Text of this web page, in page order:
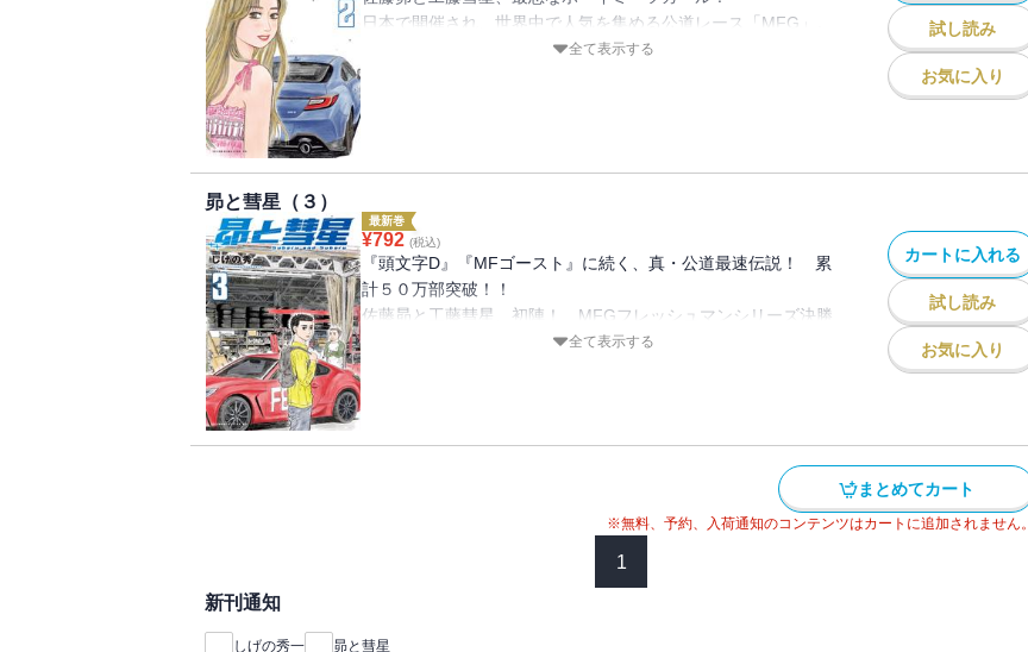
日本で開催され、世界中で人気を集める公道レース「MFG」。
藤原拓海の教え子、カナタ・リヴィントンがMFGを席巻した翌
る‥‥！
う！ ふたりの「すばる」が紡ぎ出す真・公道最速伝説第２
巻！！
全て表示する
試し読み
お気に入り
昴と彗星（３）
最新巻
¥792 (税込)
『頭文字D』『MFゴースト』に続く、真・公道最速伝説！ 累
計５０万部突破！！
佐藤昴と工藤彗星、初陣！ MFGフレッシュマンシリーズ決勝
ひしめくライバルたちとバトルを繰り広げていく‥‥！
『頭文字D』と『MFゴースト』の世界観がひとつに重なり合
ふたりの「すばる」が紡ぎ出す真・公道最速伝説第３巻！！
全て表示する
カートに入れる
試し読み
お気に入り
まとめてカート
※無料、予約、入荷通知のコンテンツはカートに追加されません。
1
新刊通知
しげの秀一 昴と彗星